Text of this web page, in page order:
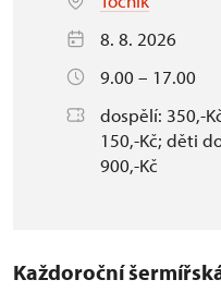
8. 8. 2026
9.00 – 17.00
dospělí: 350,-
150,-Kč; děti
900,-Kč
Každoroční